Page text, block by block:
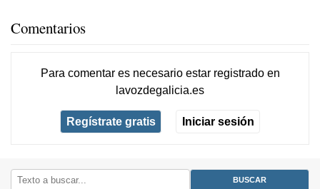
Comentarios
Para comentar es necesario estar registradoen
lavozdegalicia.es
Regístrate gratis Iniciar sesión